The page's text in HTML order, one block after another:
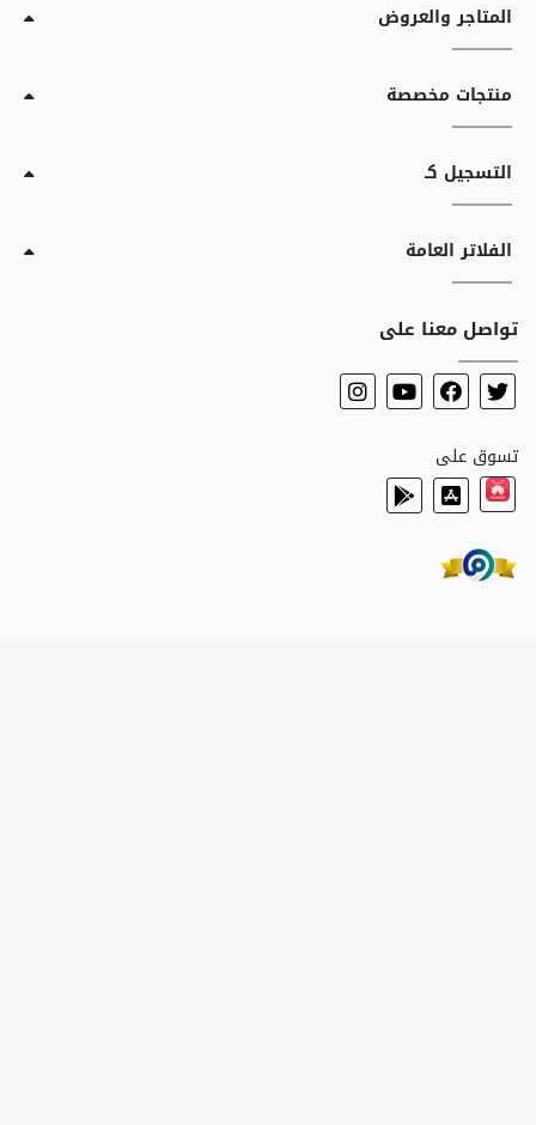
المتاجر والعروض
منتجات مخصصة
التسجيل كـ
الفلاتر العامة
تواصل معنا على
تسوق على